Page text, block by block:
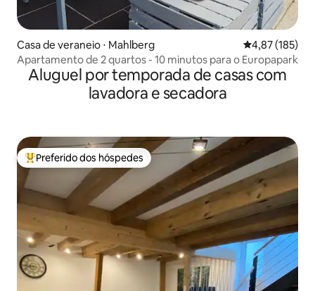
Casa de veraneio ⋅ Mahlberg 4,87 de uma
4,87 (185)
Apartamento de 2 quartos - 10 minutos para o Europapark
Aluguel por temporada de casas com
lavadora e secadora
Entre os melhores preferidos dos hóspedes
Preferido dos hóspedes